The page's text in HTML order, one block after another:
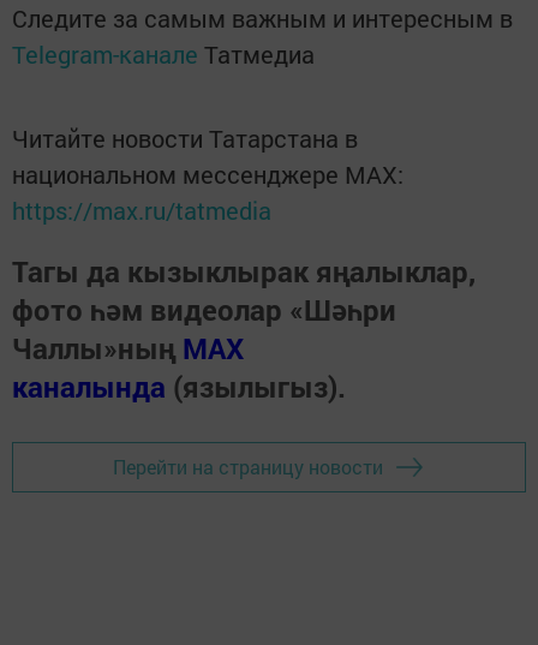
Следите за самым важным и интересным в
Telegram-канале Татмедиа
Читайте новости Татарстана в
национальном мессенджере MАХ:
https://max.ru/tatmedia
Тагы да кызыклырак яңалыклар,
фото һәм видеолар «Шәһри
Чаллы»ның MAX
каналында (язылыгыз).
Перейти на страницу новости